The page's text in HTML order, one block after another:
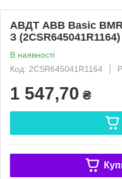
АВДТ ABB Basic
З (2CSR645041R1164)
В наявності
Код: 2CSR645041R1164
1 547,70 ₴